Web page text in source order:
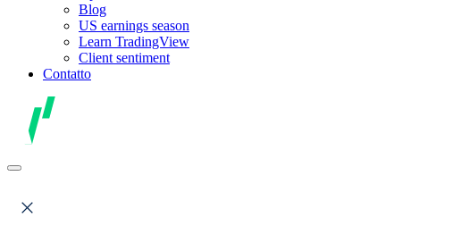
Blog
US earnings season
Learn TradingView
Client sentiment
Contatto